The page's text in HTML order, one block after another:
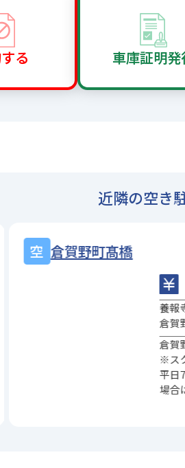
る 車庫証明発
近隣の空き
倉賀野町下町矢島
倉賀
倉賀
舗装